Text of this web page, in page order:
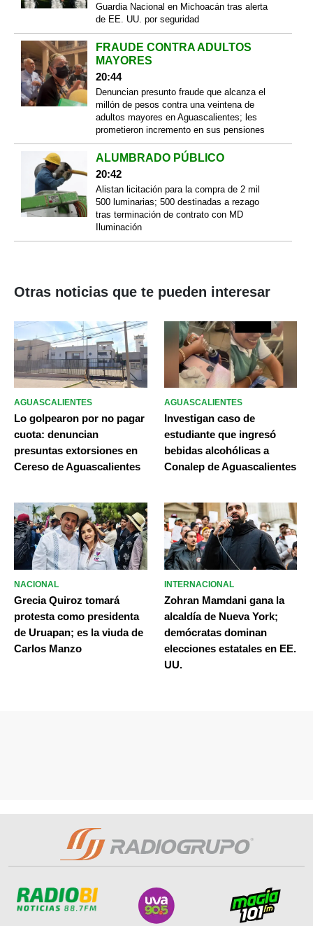
Guardia Nacional en Michoacán tras alerta
de EE. UU. por seguridad
FRAUDE CONTRA ADULTOS
MAYORES
20:44
Denuncian presunto fraude que alcanza el
millón de pesos contra una veintena de
adultos mayores en Aguascalientes; les
prometieron incremento en sus pensiones
ALUMBRADO PÚBLICO
20:42
Alistan licitación para la compra de 2 mil
500 luminarias; 500 destinadas a rezago
tras terminación de contrato con MD
Iluminación
Otras noticias que te pueden interesar
AGUASCALIENTES
Lo golpearon por no pagar
cuota: denuncian
presuntas extorsiones en
Cereso de Aguascalientes
AGUASCALIENTES
Investigan caso de
estudiante que ingresó
bebidas alcohólicas a
Conalep de Aguascalientes
NACIONAL
Grecia Quiroz tomará
protesta como presidenta
de Uruapan; es la viuda de
Carlos Manzo
INTERNACIONAL
Zohran Mamdani gana la
alcaldía de Nueva York;
demócratas dominan
elecciones estatales en EE.
UU.